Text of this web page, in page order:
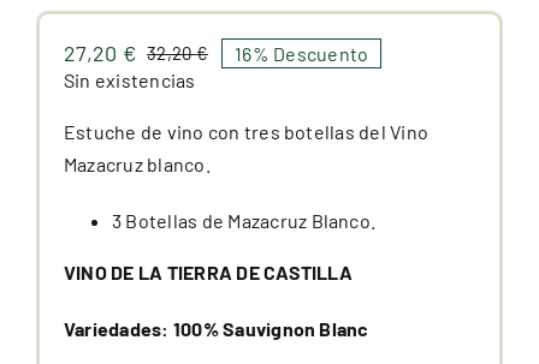
32,20€El
era:
32,20 €.
27,20 €
El
es:
27,20 €.
16% Descuento
Sin existencias
Estuche de vino con tres botellas del Vino
Mazacruz blanco.
3 Botellas de Mazacruz Blanco.
VINO DE LA TIERRA DE CASTILLA
Variedades: 100% Sauvignon Blanc